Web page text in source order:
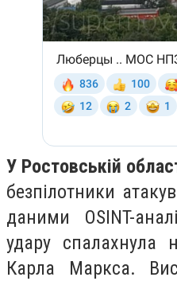
У Ростовській
безпілотники
даними OSINT-
удару спалахнула
Карла Маркса.